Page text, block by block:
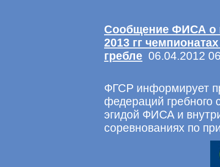
Cообщение ФИСА о
2013 гг
гребле 06.04.2012
ФГСР информирует
федераций гребного
эгидой ФИСА и
соревнованиях по